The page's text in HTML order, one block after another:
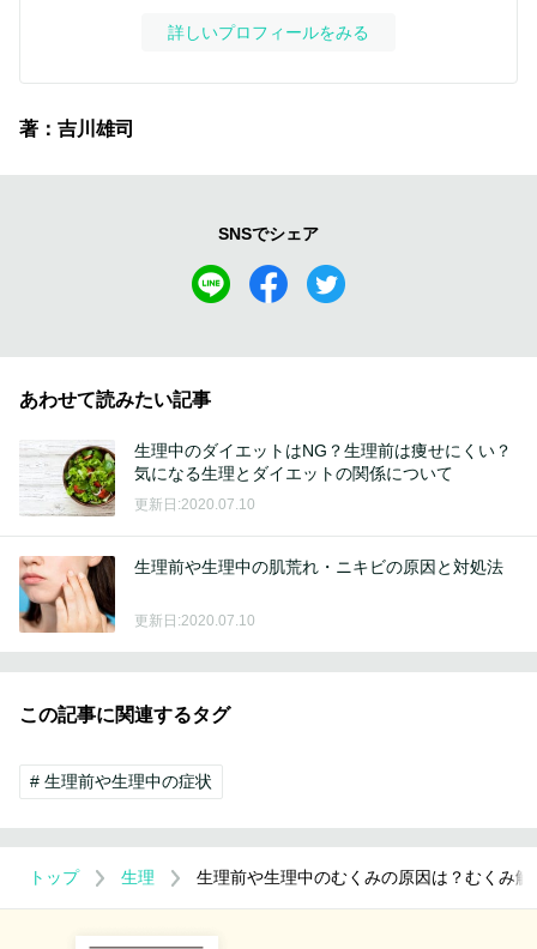
詳しいプロフィールをみる
著：吉川雄司
SNSでシェア
あわせて読みたい記事
生理中のダイエットはNG？生理前は痩せにくい？
気になる生理とダイエットの関係について
更新日:2020.07.10
生理前や生理中の肌荒れ・ニキビの原因と対処法
更新日:2020.07.10
この記事に関連するタグ
生理前や生理中の症状
トップ 生理 生理前や生理中のむくみの原因は？むくみ